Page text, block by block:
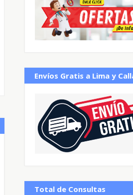
Envíos Gratis a Lima y
Total de Consultas